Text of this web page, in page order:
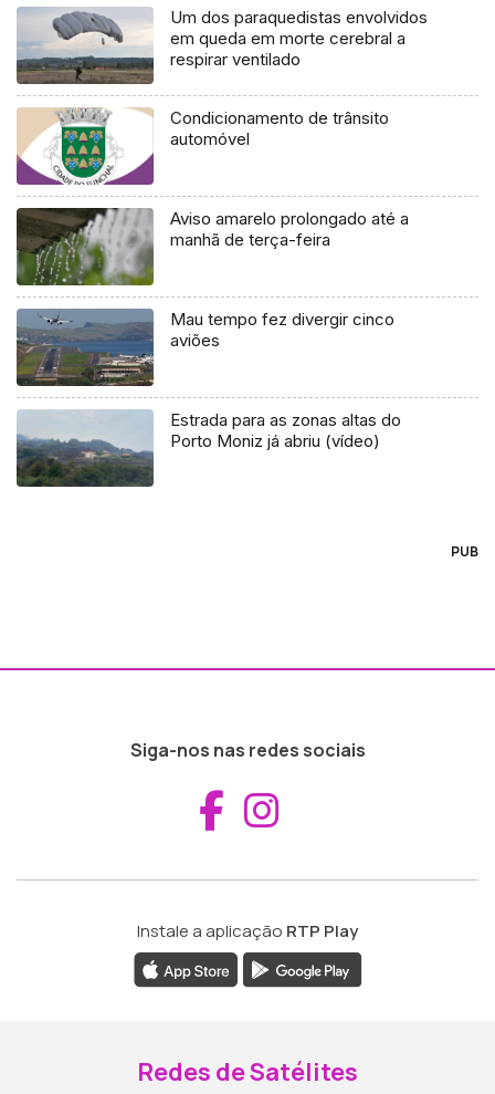
Um dos paraquedistas envolvidos
em queda em morte cerebral a
respirar ventilado
Condicionamento de trânsito
automóvel
Aviso amarelo prolongado até a
manhã de terça-feira
Mau tempo fez divergir cinco
aviões
Estrada para as zonas altas do
Porto Moniz já abriu (vídeo)
PUB
Siga-nos nas redes sociais
Aceder ao
Instale a aplicação RTP Play
Redes de Satélites